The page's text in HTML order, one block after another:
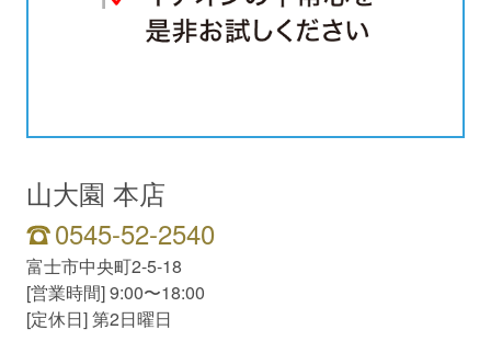
山大園 本店
0545-52-2540
富士市中央町2-5-18
[営業時間] 9:00〜18:00
[定休日] 第2日曜日